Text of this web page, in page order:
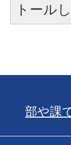
トール
部や課